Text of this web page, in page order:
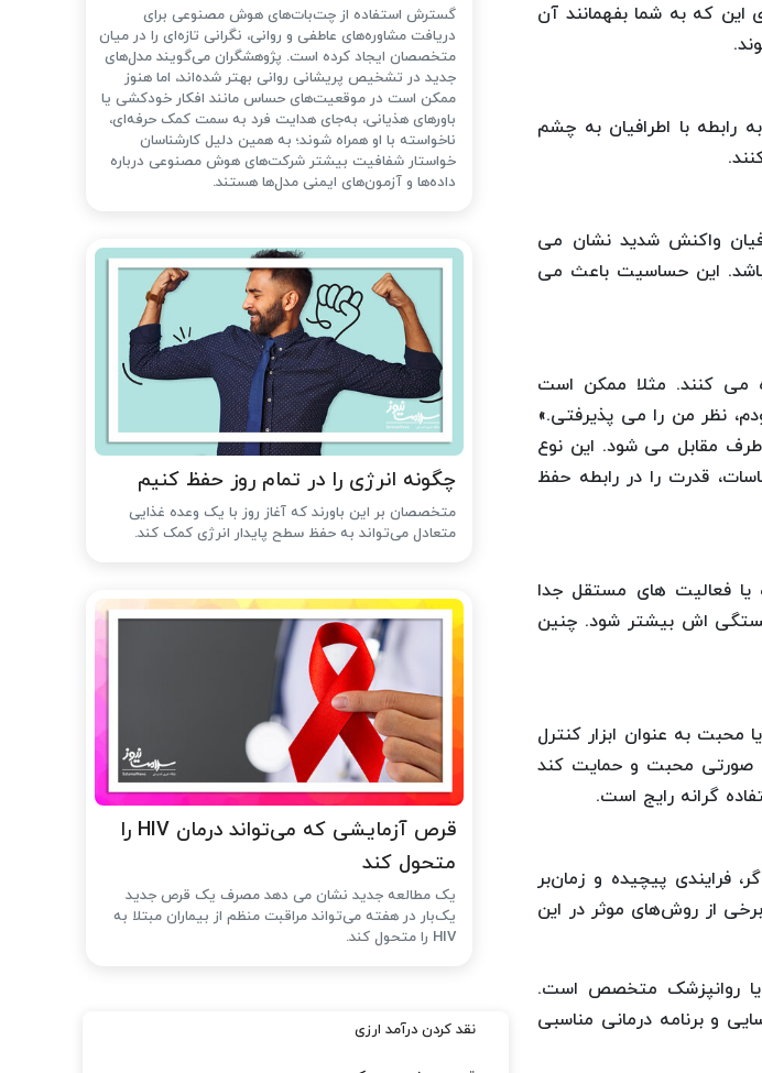
این که به شما بفهمانند آن
با اطرافیان به چشم
واکنش شدید نشان می
این حساسیت باعث می
می کنند. مثلا ممکن است
نظر من را می پذیرفتی.»
مقابل می شود. این نوع
قدرت را در رابطه حفظ
یا فعالیت های مستقل جدا
اش بیشتر شود. چنین
محبت به عنوان ابزار کنترل
صورتی محبت و حمایت کند
گرانه رایج است.
فرایندی پیچیده و زمان‌بر
از روش‌های موثر در این
یا روانپزشک متخصص است.
و برنامه درمانی مناسبی
گسترش استفاده از چت‌بات‌های هوش مصنوعی برای
دریافت مشاوره‌های عاطفی و روانی، نگرانی تازه‌ای را در میان
متخصصان ایجاد کرده است. پژوهشگران می‌گویند مدل‌های
جدید در تشخیص پریشانی روانی بهتر شده‌اند، اما هنوز
ممکن است در موقعیت‌های حساس مانند افکار خودکشی یا
باورهای هذیانی، به‌جای هدایت فرد به سمت کمک حرفه‌ای،
ناخواسته با او همراه شوند؛ به همین دلیل کارشناسان
خواستار شفافیت بیشتر شرکت‌های هوش مصنوعی درباره
داده‌ها و آزمون‌های ایمنی مدل‌ها هستند.
چگونه انرژی را در تمام روز حفظ کنیم
متخصصان بر این باورند که آغاز روز با یک وعده غذایی
متعادل می‌تواند به حفظ سطح پایدار انرژی کمک کند.
قرص آزمایشی که می‌تواند درمان HIV را
متحول کند
یک مطالعه جدید نشان می دهد مصرف یک قرص جدید
یک‌بار در هفته می‌تواند مراقبت منظم از بیماران مبتلا به
HIV را متحول کند.
نقد کردن درآمد ارزی